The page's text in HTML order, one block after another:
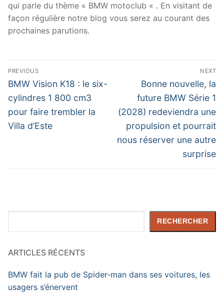
qui parle du thème « BMW motoclub « . En visitant de
façon régulière notre blog vous serez au courant des
prochaines parutions.
Navigation
de
l’article
PREVIOUS
Previous
post:
BMW Vision K18 : le six-
cylindres 1 800 cm3
pour faire trembler la
Villa d’Este
NEXT
Next
post:
Bonne nouvelle, la
future BMW Série 1
(2028) redeviendra une
propulsion et pourrait
nous réserver une autre
surprise
RECHERCHER
ARTICLES RÉCENTS
BMW fait la pub de Spider-man dans ses voitures, les
usagers s’énervent